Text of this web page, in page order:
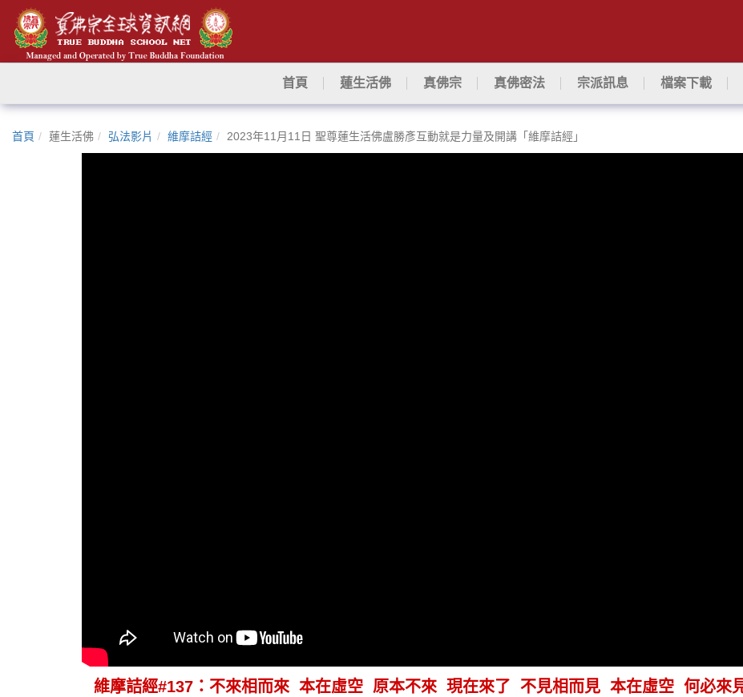
首頁 蓮生活佛 真佛宗 真佛密法 宗派訊息 檔案下載
首頁 蓮生活佛 弘法影片 維摩詰經 2023年11月11日 聖尊蓮生活佛盧勝彥互動就是力量及開講「維摩詰經」
維摩詰經#137：不來相而來 本在虛空 原本不來 現在來了 不見相而見 本在虛空 何必